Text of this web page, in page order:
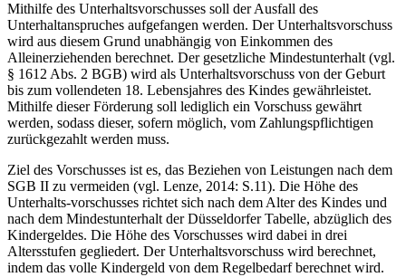
Mithilfe des Unterhaltsvorschusses soll der Ausfall des
Unterhaltanspruches aufgefangen werden. Der Unterhaltsvorschuss
wird aus diesem Grund unabhängig von Einkommen des
Alleinerziehenden berechnet. Der gesetzliche Mindestunterhalt (vgl.
§ 1612 Abs. 2 BGB) wird als Unterhaltsvorschuss von der Geburt
bis zum vollendeten 18. Lebensjahres des Kindes gewährleistet.
Mithilfe dieser Förderung soll lediglich ein Vorschuss gewährt
werden, sodass dieser, sofern möglich, vom Zahlungspflichtigen
zurückgezahlt werden muss.
Ziel des Vorschusses ist es, das Beziehen von Leistungen nach dem
SGB II zu vermeiden (vgl. Lenze, 2014: S.11). Die Höhe des
Unterhalts-vorschusses richtet sich nach dem Alter des Kindes und
nach dem Mindestunterhalt der Düsseldorfer Tabelle, abzüglich des
Kindergeldes. Die Höhe des Vorschusses wird dabei in drei
Altersstufen gegliedert. Der Unterhaltsvorschuss wird berechnet,
indem das volle Kindergeld von dem Regelbedarf berechnet wird.